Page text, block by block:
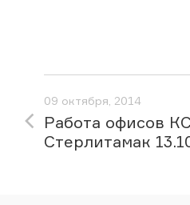
09 октября, 2014
Работа офисов
Стерлитамак